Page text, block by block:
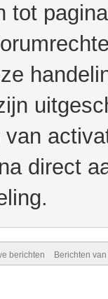
tot
direct
berichten Berichten